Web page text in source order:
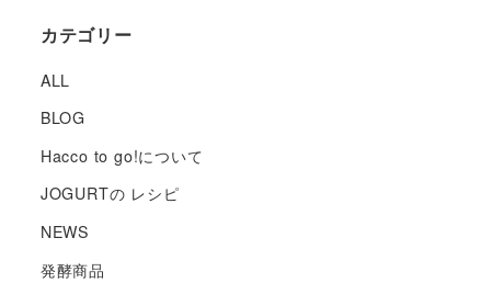
カテゴリー
ALL
BLOG
Hacco to go!について
JOGURTの レシピ
NEWS
発酵商品